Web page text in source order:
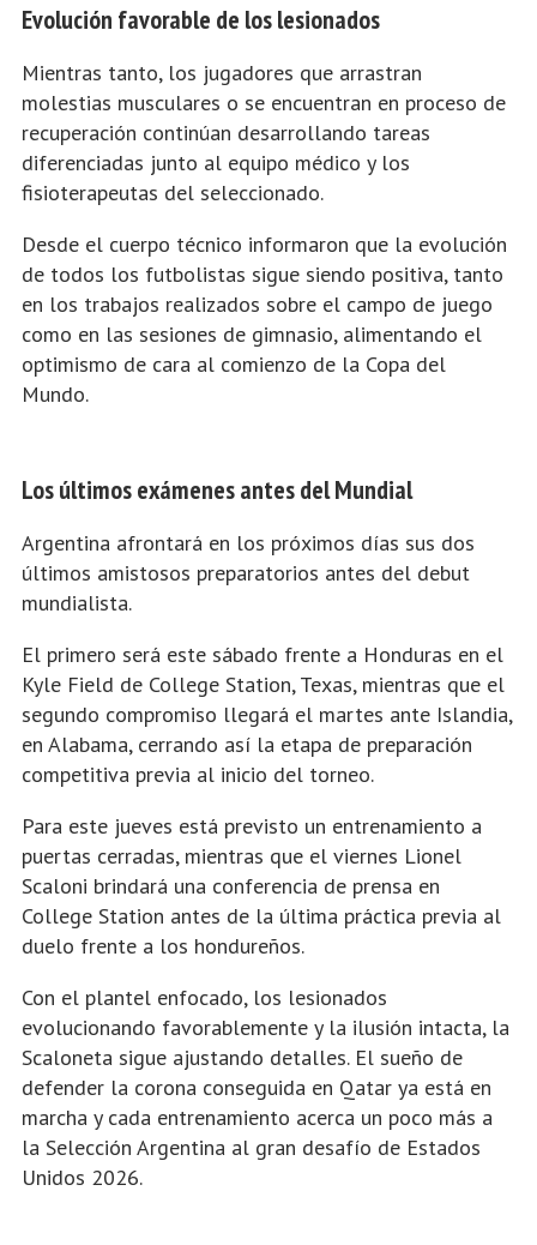
Evolución favorable de los lesionados
Mientras tanto, los jugadores que arrastran
molestias musculares o se encuentran en proceso de
recuperación continúan desarrollando tareas
diferenciadas junto al equipo médico y los
fisioterapeutas del seleccionado.
Desde el cuerpo técnico informaron que la evolución
de todos los futbolistas sigue siendo positiva, tanto
en los trabajos realizados sobre el campo de juego
como en las sesiones de gimnasio, alimentando el
optimismo de cara al comienzo de la Copa del
Mundo.
Los últimos exámenes antes del Mundial
Argentina afrontará en los próximos días sus dos
últimos amistosos preparatorios antes del debut
mundialista.
El primero será este sábado frente a Honduras en el
Kyle Field de College Station, Texas, mientras que el
segundo compromiso llegará el martes ante Islandia,
en Alabama, cerrando así la etapa de preparación
competitiva previa al inicio del torneo.
Para este jueves está previsto un entrenamiento a
puertas cerradas, mientras que el viernes Lionel
Scaloni brindará una conferencia de prensa en
College Station antes de la última práctica previa al
duelo frente a los hondureños.
Con el plantel enfocado, los lesionados
evolucionando favorablemente y la ilusión intacta, la
Scaloneta sigue ajustando detalles. El sueño de
defender la corona conseguida en Qatar ya está en
marcha y cada entrenamiento acerca un poco más a
la Selección Argentina al gran desafío de Estados
Unidos 2026.